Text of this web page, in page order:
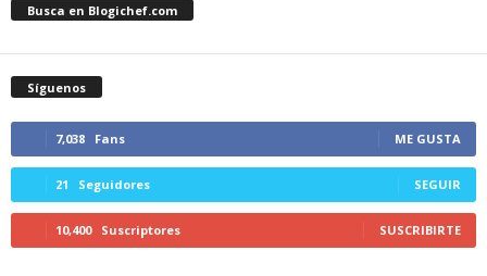
Busca en Blogichef.com
Síguenos
7,038 Fans ME GUSTA
21 Seguidores SEGUIR
10,400 Suscriptores SUSCRIBIRTE